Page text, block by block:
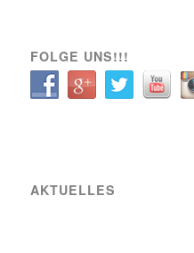
FOLGE UNS!!!
AKTUELLES